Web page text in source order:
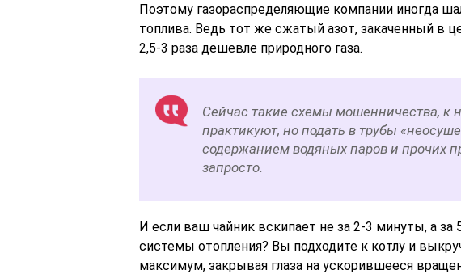
Поэтому газораспределяющие компании иногда
топлива. Ведь тот же сжатый азот, закаченный в
2,5-3 раза дешевле природного газа.
Сейчас такие схемы мошенничества, к
практикуют, но подать в трубы
содержанием водяных паров и прочих
запросто.
И если ваш чайник вскипает не за 2-3 минуты, а за
системы отопления? Вы подходите к котлу и
максимум, закрывая глаза на ускорившееся